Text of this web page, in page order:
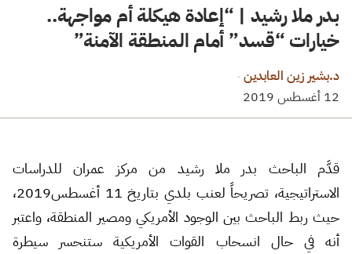
بدر ملا رشيد | “إعادة هيكلة أم مواجهة..
خيارات “قسد” أمام المنطقة الآمنة”
د.بشير زين العابدين ·
12 أغسطس 2019
قدَّم الباحث بدر ملا رشيد من مركز عمران للدراسات
الاستراتيجية، تصريحاً لعنب بلدي بتاريخ 11 أغسطس2019،
حيث ربط الباحث بين الوجود الأمريكي ومصير المنطقة، واعتبر
أنه في حال انسحاب القوات الأمريكية ستنحسر سيطرة